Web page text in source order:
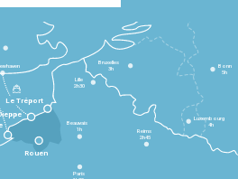
Le Tréport
Paris
Beauvais
1h
Reims
2h45
Lille
2h30
Bruxelles
3h
Bonn
5h
Luxembourg
4h
Rouen